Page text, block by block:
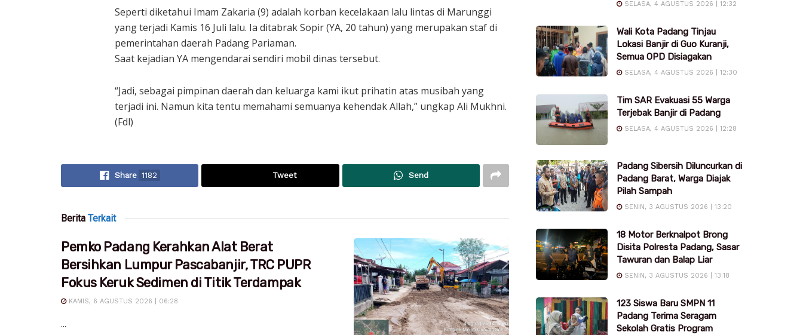
Seperti diketahui Imam Zakaria (9) adalah korban kecelakaan lalu lintas di Marunggi
yang terjadi Kamis 16 Juli lalu. Ia ditabrak Sopir (YA, 20 tahun) yang merupakan staf di
pemerintahan daerah Padang Pariaman.
Saat kejadian YA mengendarai sendiri mobil dinas tersebut.
“Jadi, sebagai pimpinan daerah dan keluarga kami ikut prihatin atas musibah yang
terjadi ini. Namun kita tentu memahami semuanya kehendak Allah,” ungkap Ali Mukhni.
(Fdl)
Share 1182 Tweet Send
Berita Terkait
Pemko Padang Kerahkan Alat Berat
Bersihkan Lumpur Pascabanjir, TRC PUPR
Fokus Keruk Sedimen di Titik Terdampak
KAMIS, 6 AGUSTUS 2026 | 06:28
...
SELASA, 4 AGUSTUS 2026 | 12:32
Wali Kota Padang Tinjau
Lokasi Banjir di Guo Kuranji,
Semua OPD Disiagakan
SELASA, 4 AGUSTUS 2026 | 12:30
Tim SAR Evakuasi 55 Warga
Terjebak Banjir di Padang
SELASA, 4 AGUSTUS 2026 | 12:28
Padang Sibersih Diluncurkan di
Padang Barat, Warga Diajak
Pilah Sampah
SENIN, 3 AGUSTUS 2026 | 13:20
18 Motor Berknalpot Brong
Disita Polresta Padang, Sasar
Tawuran dan Balap Liar
SENIN, 3 AGUSTUS 2026 | 13:18
123 Siswa Baru SMPN 11
Padang Terima Seragam
Sekolah Gratis Program